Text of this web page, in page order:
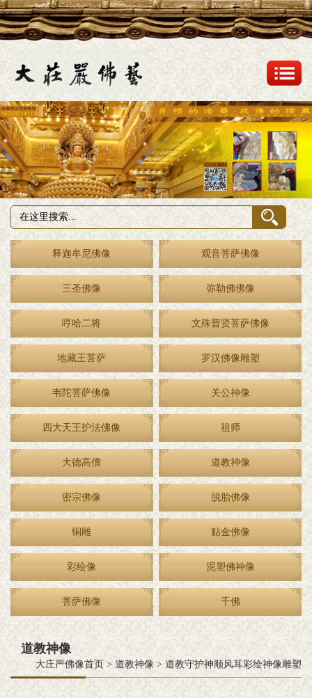
释迦牟尼佛像 观音菩萨佛像
三圣佛像 弥勒佛佛像
哼哈二将 文殊普贤菩萨佛像
地藏王菩萨 罗汉佛像雕塑
韦陀菩萨佛像 关公神像
四大天王护法佛像 祖师
大德高僧 道教神像
密宗佛像 脱胎佛像
铜雕 贴金佛像
彩绘像 泥塑佛神像
菩萨佛像 千佛
道教神像
大庄严佛像首页 > 道教神像 > 道教守护神顺风耳彩绘神像雕塑